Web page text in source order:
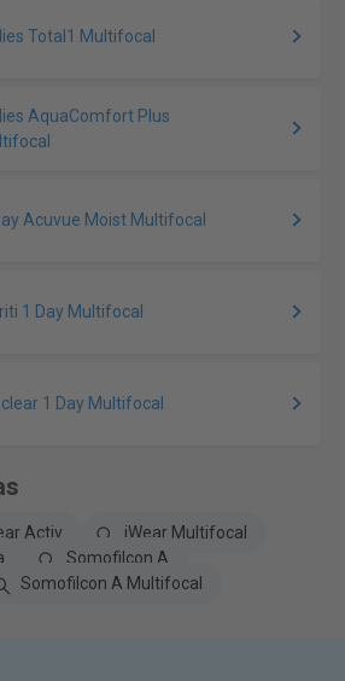
Total1 Multifocal
AquaComfort Plus
Acuvue Moist Multifocal
1 Day Multifocal
1 Day Multifocal
Activ
iWear Multifocal
Somofilcon A
Somofilcon A Multifocal